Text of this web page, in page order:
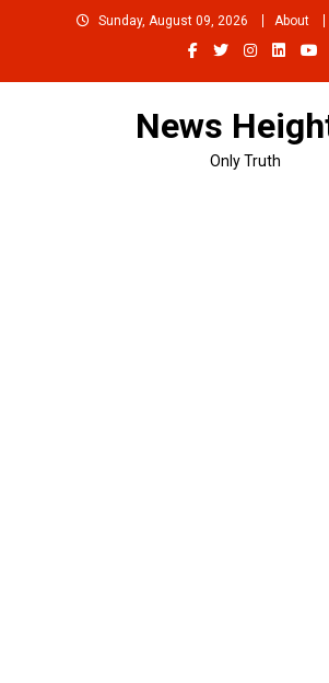
Sunday, August 09, 2026 About
News
Only Truth